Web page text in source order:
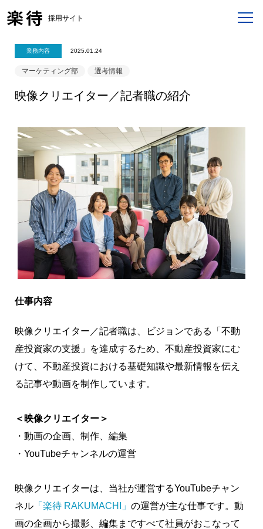
採用サイト
業務内容 2025.01.24
マーケティング部 選考情報
映像クリエイター／記者職の紹介
仕事内容
映像クリエイター／記者職は、ビジョンである「不動
産投資家の支援」を達成するため、不動産投資家にむ
けて、不動産投資における基礎知識や最新情報を伝え
る記事や動画を制作しています。
＜映像クリエイター＞
・動画の企画、制作、編集
・YouTubeチャンネルの運営
映像クリエイターは、当社が運営するYouTubeチャン
ネル 「楽待 RAKUMACHI」 の運営が主な仕事です。動
画の企画から撮影、編集まですべて社員がおこなって